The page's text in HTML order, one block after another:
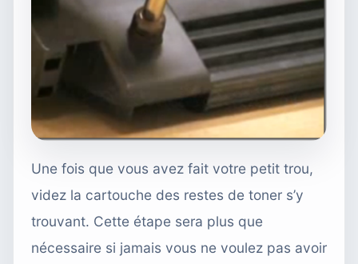
Une fois que vous avez fait votre petit trou,
videz la cartouche des restes de toner s’y
trouvant. Cette étape sera plus que
nécessaire si jamais vous ne voulez pas avoir